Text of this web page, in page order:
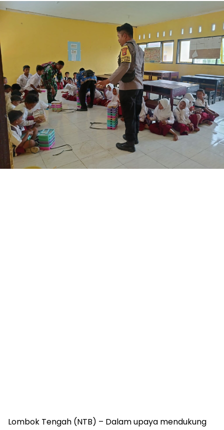
Lombok Tengah (NTB) – Dalam upaya mendukung